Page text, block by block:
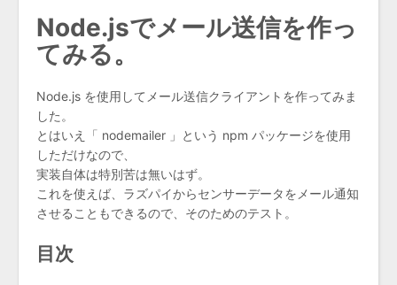
Node.jsでメール送信を作っ
てみる。
Node.js を使用してメール送信クライアントを作ってみま
した。
とはいえ「 nodemailer 」という npm パッケージを使用
しただけなので、
実装自体は特別苦は無いはず。
これを使えば、ラズパイからセンサーデータをメール通知
させることもできるので、そのためのテスト。
目次